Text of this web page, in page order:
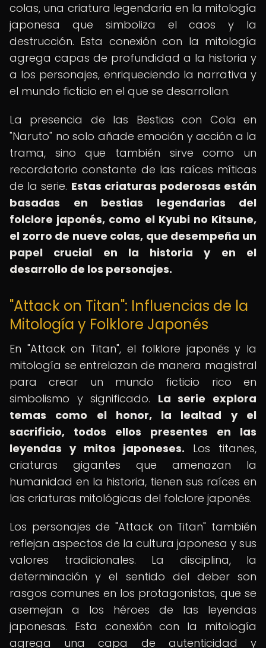
colas, una criatura legendaria en la mitología
japonesa que simboliza el caos y la
destrucción. Esta conexión con la mitología
agrega capas de profundidad a la historia y
a los personajes, enriqueciendo la narrativa y
el mundo ficticio en el que se desarrollan.
La presencia de las Bestias con Cola en
"Naruto" no solo añade emoción y acción a la
trama, sino que también sirve como un
recordatorio constante de las raíces míticas
de la serie. Estas criaturas poderosas están
basadas en bestias legendarias del
folclore japonés, como el Kyubi no Kitsune,
el zorro de nueve colas, que desempeña un
papel crucial en la historia y en el
desarrollo de los personajes.
"Attack on Titan": Influencias de la
Mitología y Folklore Japonés
En "Attack on Titan", el folklore japonés y la
mitología se entrelazan de manera magistral
para crear un mundo ficticio rico en
simbolismo y significado. La serie explora
temas como el honor, la lealtad y el
sacrificio, todos ellos presentes en las
leyendas y mitos japoneses. Los titanes,
criaturas gigantes que amenazan la
humanidad en la historia, tienen sus raíces en
las criaturas mitológicas del folclore japonés.
Los personajes de "Attack on Titan" también
reflejan aspectos de la cultura japonesa y sus
valores tradicionales. La disciplina, la
determinación y el sentido del deber son
rasgos comunes en los protagonistas, que se
asemejan a los héroes de las leyendas
japonesas. Esta conexión con la mitología
agrega una capa de autenticidad y